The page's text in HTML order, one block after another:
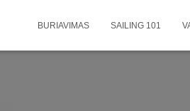
BURIAVIMAS SAILING 101